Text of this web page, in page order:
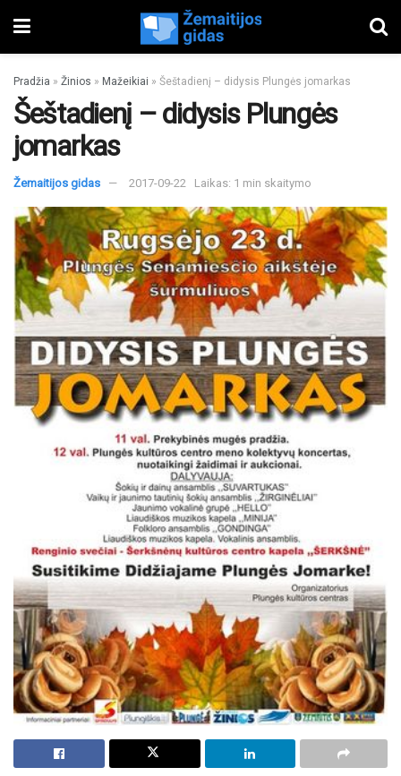
Pradžia » Žinios » Mažeikiai » Šeštadienį – didysis Plungės jomarkas
Šeštadienį – didysis Plungės
jomarkas
Žemaitijos gidas 2017-09-22 Laikas: 1 min skaitymo